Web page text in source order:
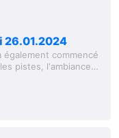
26.01.2024
commencé
pistes, l'ambiance